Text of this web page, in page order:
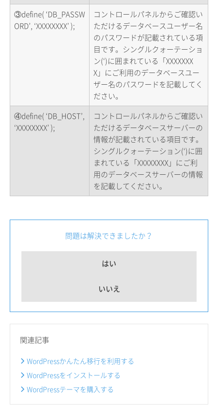
③define( ‘DB_PASSW
ORD’, ‘XXXXXXXX’ );
コントロールパネルからご確認い
ただけるデータベースユーザー名
のパスワードが記載されている項
目です。シングルクォーテーショ
ン(‘)に囲まれている「XXXXXXX
X」にご利用のデータベースユー
ザー名のパスワードを記載してく
ださい。
④define( ‘DB_HOST’,
‘XXXXXXXX’ );
コントロールパネルからご確認い
ただけるデータベースサーバーの
情報が記載されている項目です。
シングルクォーテーション(‘)に囲
まれている「XXXXXXXX」にご利
用のデータベースサーバーの情報
を記載してください。
問題は解決できましたか？
はい
いいえ
関連記事
WordPressかんたん移行を利用する
WordPressをインストールする
WordPressテーマを購入する